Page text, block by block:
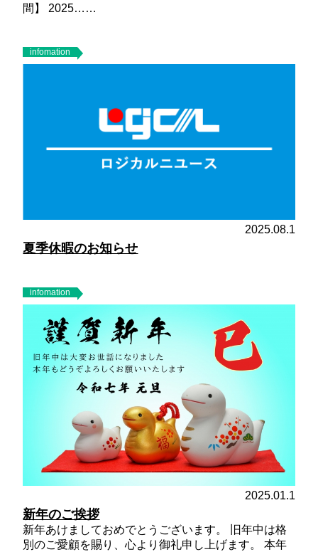
間】
2025……
infomation
2025.08.1
夏季休暇のお知らせ
infomation
2025.01.1
新年のご挨拶
新年あけましておめでとうございます。 旧年中は格
別のご愛顧を賜り、心より御礼申し上げます。 本年